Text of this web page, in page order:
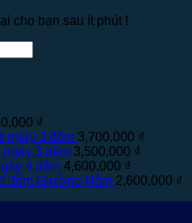
cho bạn sau ít phút !
₫
ngày 3 đêm 3,700,000 ₫
3 đêm 3,500,000 ₫
4 đêm 4,600,000 ₫
đêm Giường Nằm 2,600,000 ₫